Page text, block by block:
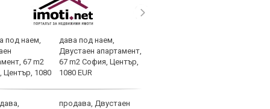
дава под наем,
Двустаен апартамент,
67 m2 София, Център,
1080 EUR
продава, Двустаен